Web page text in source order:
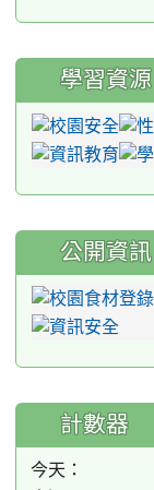
學習資源
公開資訊
計數器
今天：